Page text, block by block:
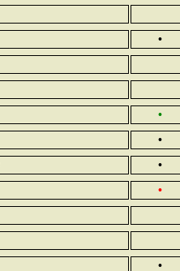
•
•
•
•
•
•